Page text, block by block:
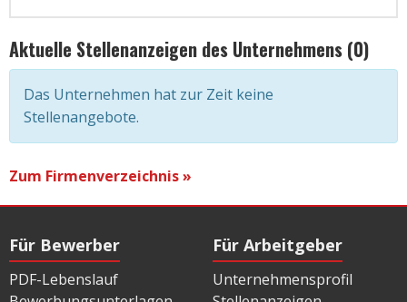
Aktuelle Stellenanzeigen des Unternehmens (0)
Das Unternehmen hat zur Zeit keine
Stellenangebote.
Zum Firmenverzeichnis »
Für Bewerber
PDF-Lebenslauf
Für Arbeitgeber
Unternehmensprofil